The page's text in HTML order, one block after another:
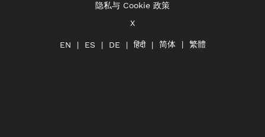
隐私与 Cookie 政策
X
EN ES DE हिंदी 简体 繁體